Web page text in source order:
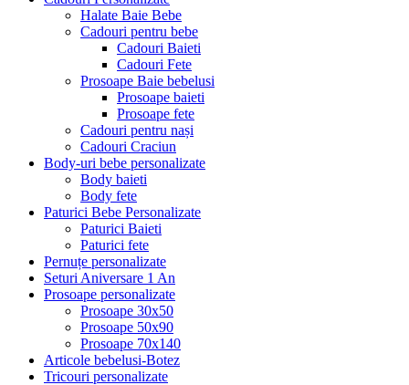
Halate Baie Bebe
Cadouri pentru bebe
Cadouri Baieti
Cadouri Fete
Prosoape Baie bebelusi
Prosoape baieti
Prosoape fete
Cadouri pentru nași
Cadouri Craciun
Body-uri bebe personalizate
Body baieti
Body fete
Paturici Bebe Personalizate
Paturici Baieti
Paturici fete
Pernuțe personalizate
Seturi Aniversare 1 An
Prosoape personalizate
Prosoape 30x50
Prosoape 50x90
Prosoape 70x140
Articole bebelusi-Botez
Tricouri personalizate